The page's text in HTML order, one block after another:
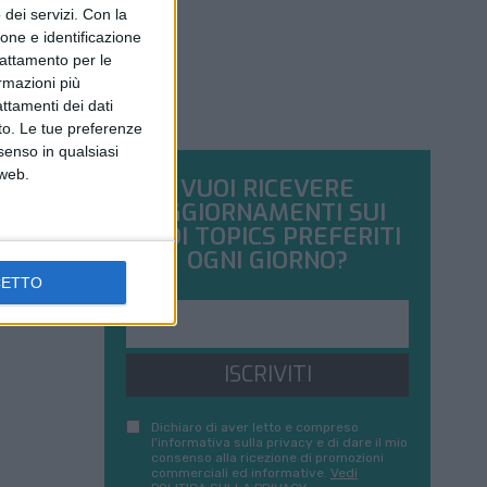
servizi. Con la
e identificazione
per le
più
dei dati
Le tue preferenze
in qualsiasi
VUOI RICEVERE
AGGIORNAMENTI SUI
TUOI TOPICS PREFERITI
OGNI GIORNO?
ISCRIVITI
Dichiaro di aver letto e compreso
l'informativa sulla privacy e di dare il mio
consenso alla ricezione di promozioni
commerciali ed informative. Vedi